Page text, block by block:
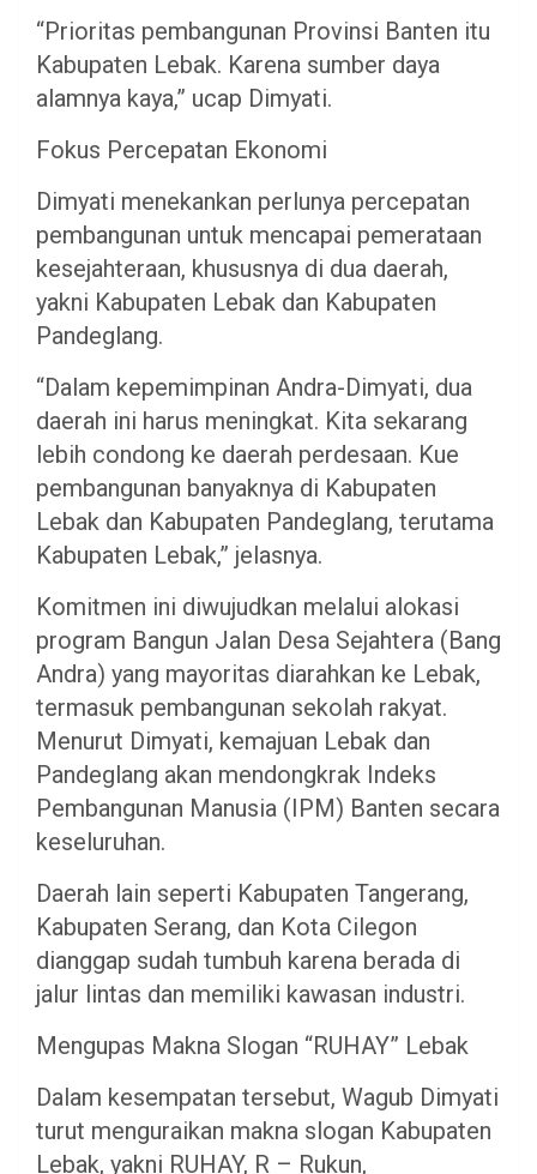
​“Prioritas pembangunan Provinsi Banten itu
Kabupaten Lebak. Karena sumber daya
alamnya kaya,” ucap Dimyati.
​Fokus Percepatan Ekonomi
​Dimyati menekankan perlunya percepatan
pembangunan untuk mencapai pemerataan
kesejahteraan, khususnya di dua daerah,
yakni Kabupaten Lebak dan Kabupaten
Pandeglang.
​“Dalam kepemimpinan Andra-Dimyati, dua
daerah ini harus meningkat. Kita sekarang
lebih condong ke daerah perdesaan. Kue
pembangunan banyaknya di Kabupaten
Lebak dan Kabupaten Pandeglang, terutama
Kabupaten Lebak,” jelasnya.
​Komitmen ini diwujudkan melalui alokasi
program Bangun Jalan Desa Sejahtera (Bang
Andra) yang mayoritas diarahkan ke Lebak,
termasuk pembangunan sekolah rakyat.
Menurut Dimyati, kemajuan Lebak dan
Pandeglang akan mendongkrak Indeks
Pembangunan Manusia (IPM) Banten secara
keseluruhan.
​Daerah lain seperti Kabupaten Tangerang,
Kabupaten Serang, dan Kota Cilegon
dianggap sudah tumbuh karena berada di
jalur lintas dan memiliki kawasan industri.
​Mengupas Makna Slogan “RUHAY” Lebak
​Dalam kesempatan tersebut, Wagub Dimyati
turut menguraikan makna slogan Kabupaten
Lebak, yakni RUHAY, R – Rukun,